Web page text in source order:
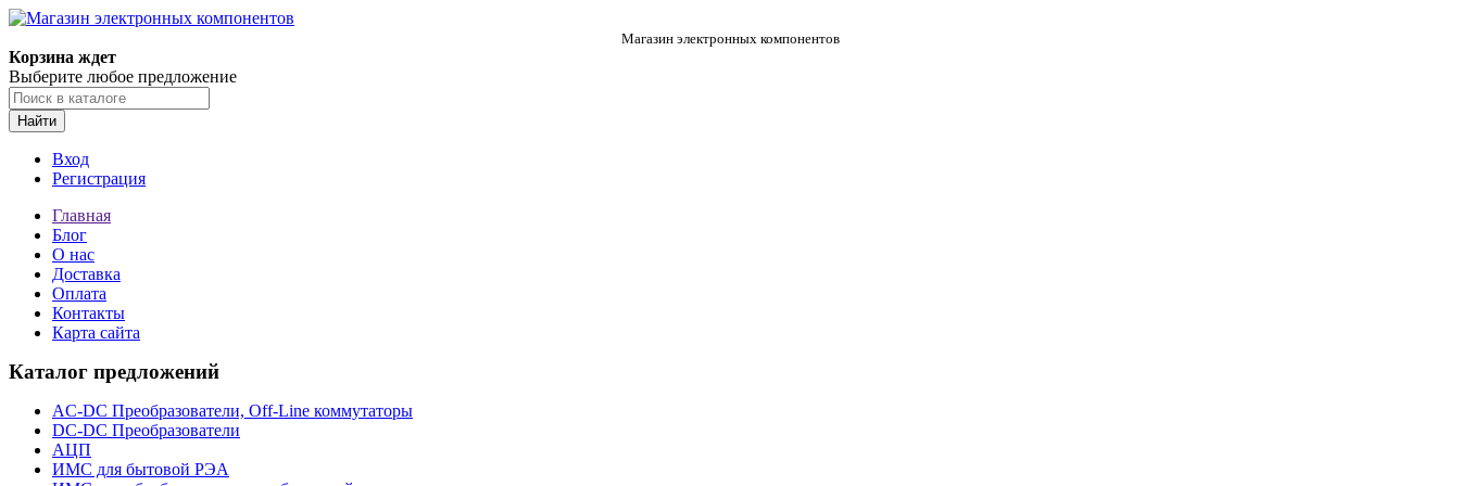
Магазин электронных компонентов
Корзина ждет
Выберите любое предложение
Найти
Вход
Регистрация
Главная
Блог
О нас
Доставка
Оплата
Контакты
Карта сайта
Каталог предложений
AC-DC Преобразователи, Off-Line коммутаторы
DC-DC Преобразователи
АЦП
ИМС для бытовой РЭА